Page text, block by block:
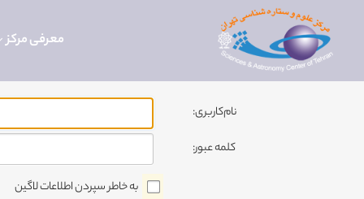
معرفی مرکز
نام‌کاربری:
کلمه عبور:
به خاطر سپردن اطلاعات لاگین